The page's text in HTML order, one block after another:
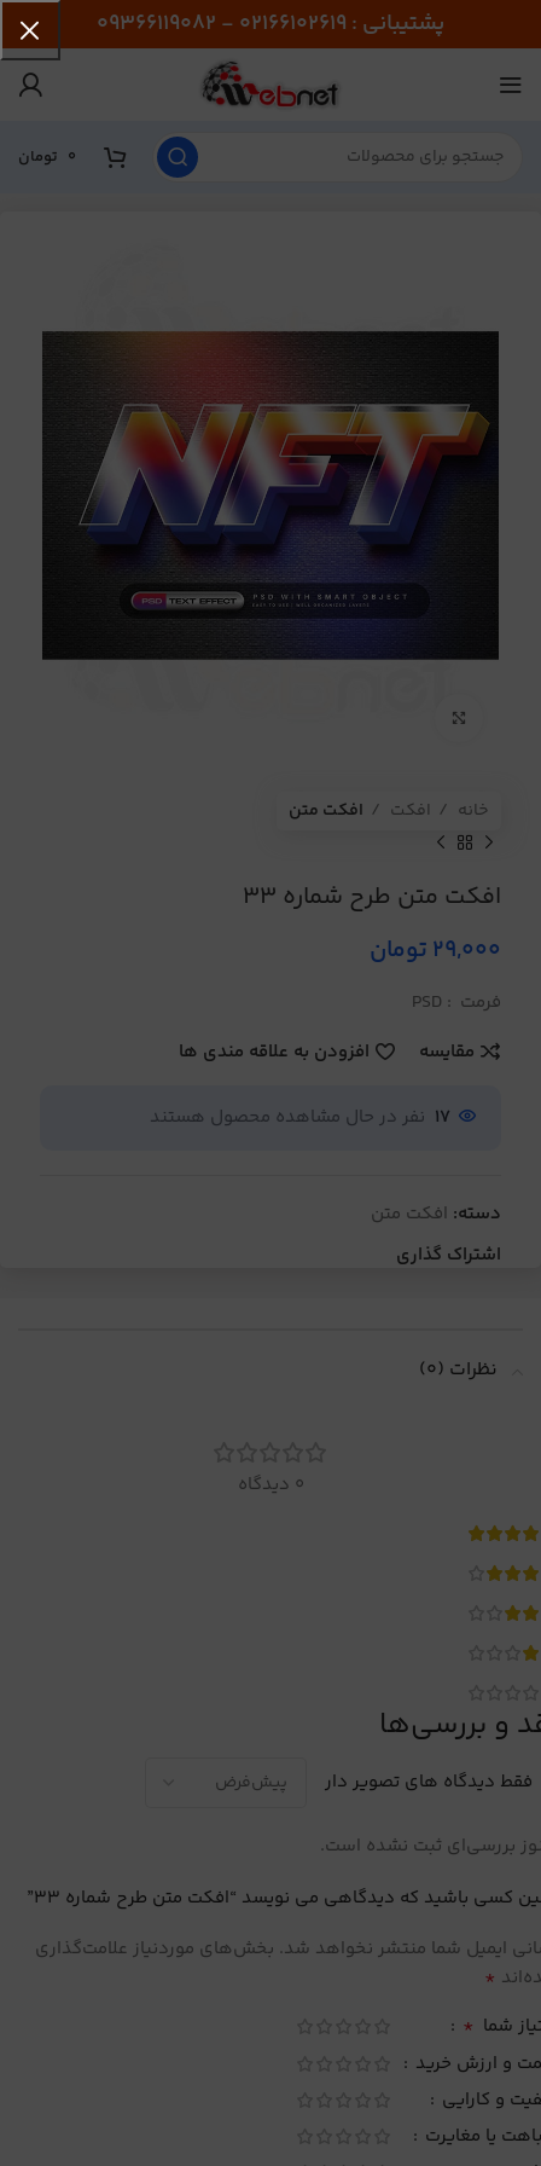
پشتیبانی : 02166102619 - 09366119082
0 تومان
خانه افکت افکت متن
افکت متن طرح شماره 33
29,000تومان
فرمت : PSD
مقایسه
افزودن به علاقه مندی ها
17 نفر در حال مشاهده محصول هستند
دسته: افکت متن
اشتراک گذاری
نظرات (0)
0 دیدگاه
و بررسی‌ها
فقط دیدگاه های تصویر دار
بررسی‌ای ثبت نشده است.
کسی باشید که دیدگاهی می نویسد “افکت متن طرح شماره 33”
ایمیل شما منتشر نخواهد شد. بخش‌های موردنیاز علامت‌گذاری
*
شما *
و ارزش خرید
و کارایی
یا مغایرت